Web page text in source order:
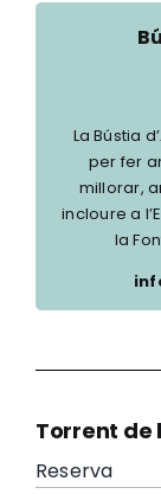
La Bústia
per fer
millorar,
incloure a
la
Torrent de
Reserva